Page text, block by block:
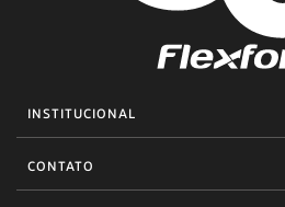
INSTITUCIONAL
CONTATO